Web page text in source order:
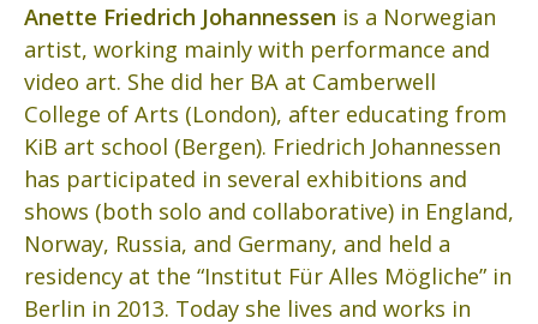
Anette Friedrich Johannessen is a Norwegian
artist, working mainly with performance and
video art. She did her BA at Camberwell
College of Arts (London), after educating from
KiB art school (Bergen). Friedrich Johannessen
has participated in several exhibitions and
shows (both solo and collaborative) in England,
Norway, Russia, and Germany, and held a
residency at the “Institut Für Alles Mögliche” in
Berlin in 2013. Today she lives and works in